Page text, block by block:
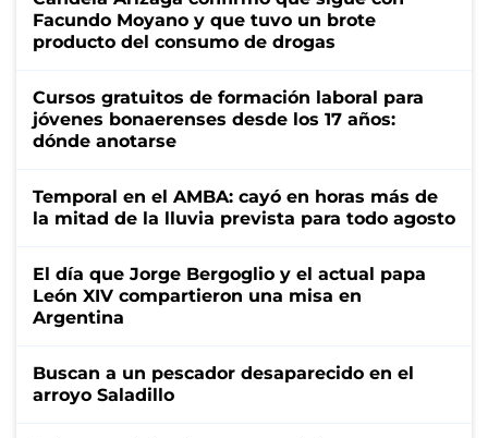
Facundo Moyano y que tuvo un brote
producto del consumo de drogas
Cursos gratuitos de formación laboral para
jóvenes bonaerenses desde los 17 años:
dónde anotarse
Temporal en el AMBA: cayó en horas más de
la mitad de la lluvia prevista para todo agosto
El día que Jorge Bergoglio y el actual papa
León XIV compartieron una misa en
Argentina
Buscan a un pescador desaparecido en el
arroyo Saladillo